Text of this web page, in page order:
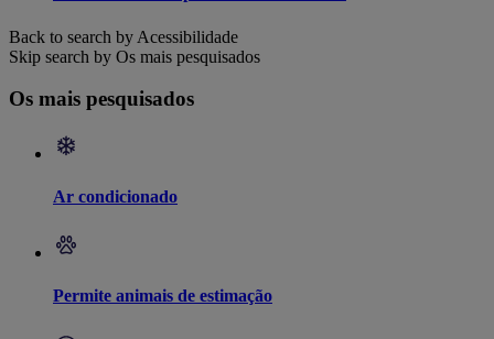
Back to search by Acessibilidade
Skip search by Os mais pesquisados
Os mais pesquisados
Ar condicionado
Permite animais de estimação